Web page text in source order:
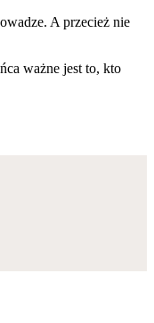
A przecież nie
ważne jest to, kto